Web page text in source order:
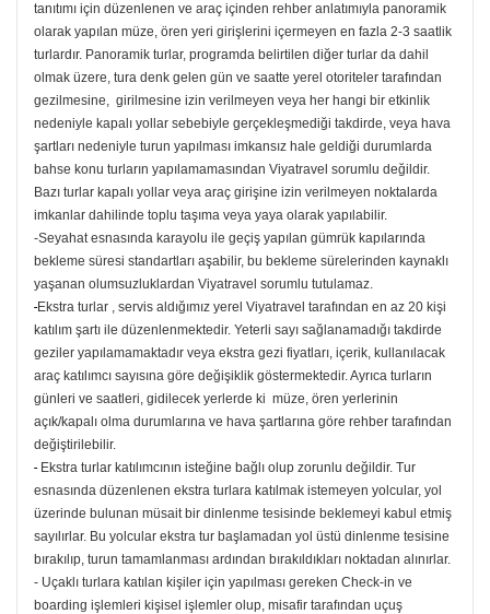
tanıtımı için düzenlenen ve araç içinden rehber anlatımıyla panoramik
olarak yapılan müze, ören yeri girişlerini içermeyen en fazla 2-3 saatlik
turlardır. Panoramik turlar, programda belirtilen diğer turlar da dahil
olmak üzere, tura denk gelen gün ve saatte yerel otoriteler tarafından
gezilmesine, girilmesine izin verilmeyen veya her hangi bir etkinlik
nedeniyle kapalı yollar sebebiyle gerçekleşmediği takdirde, veya hava
şartları nedeniyle turun yapılması imkansız hale geldiği durumlarda
bahse konu turların yapılamamasından Viyatravel sorumlu değildir.
Bazı turlar kapalı yollar veya araç girişine izin verilmeyen noktalarda
imkanlar dahilinde toplu taşıma veya yaya olarak yapılabilir.
-Seyahat esnasında karayolu ile geçiş yapılan gümrük kapılarında
bekleme süresi standartları aşabilir, bu bekleme sürelerinden kaynaklı
yaşanan olumsuzluklardan Viyatravel sorumlu tutulamaz.
-Ekstra turlar , servis aldığımız yerel Viyatravel tarafından en az 20 kişi
katılım şartı ile düzenlenmektedir. Yeterli sayı sağlanamadığı takdirde
geziler yapılamamaktadır veya ekstra gezi fiyatları, içerik, kullanılacak
araç katılımcı sayısına göre değişiklik göstermektedir. Ayrıca turların
günleri ve saatleri, gidilecek yerlerde ki müze, ören yerlerinin
açık/kapalı olma durumlarına ve hava şartlarına göre rehber tarafından
değiştirilebilir.
- Ekstra turlar katılımcının isteğine bağlı olup zorunlu değildir. Tur
esnasında düzenlenen ekstra turlara katılmak istemeyen yolcular, yol
üzerinde bulunan müsait bir dinlenme tesisinde beklemeyi kabul etmiş
sayılırlar. Bu yolcular ekstra tur başlamadan yol üstü dinlenme tesisine
bırakılıp, turun tamamlanması ardından bırakıldıkları noktadan alınırlar.
- Uçaklı turlara katılan kişiler için yapılması gereken Check-in ve
boarding işlemleri kişisel işlemler olup, misafir tarafından uçuş